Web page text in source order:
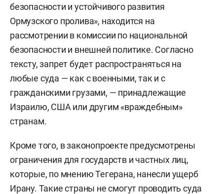
безопасности и устойчивого развития
Ормузского пролива», находится на
рассмотрении в комиссии по национальной
безопасности и внешней политике. Согласно
тексту, запрет будет распространяться на
любые суда — как с военными, так и с
гражданскими грузами, — принадлежащие
Израилю, США или другим «враждебным»
странам.
Кроме того, в законопроекте предусмотрены
ограничения для государств и частных лиц,
которые, по мнению Тегерана, нанесли ущерб
Ирану. Такие страны не смогут проводить суда